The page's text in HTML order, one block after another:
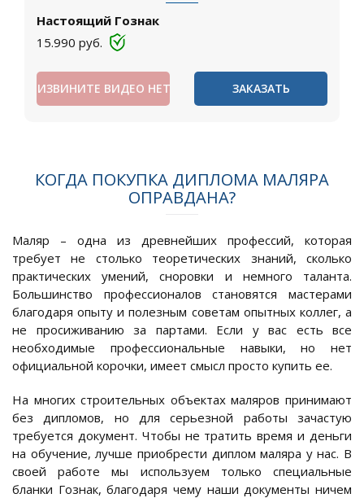
Настоящий Гознак
15.990 руб.
ИЗВИНИТЕ ВИДЕО НЕТ ЗАКАЗАТЬ
КОГДА ПОКУПКА ДИПЛОМА МАЛЯРА
ОПРАВДАНА?
Маляр – одна из древнейших профессий, которая
требует не столько теоретических знаний, сколько
практических умений, сноровки и немного таланта.
Большинство профессионалов становятся мастерами
благодаря опыту и полезным советам опытных коллег, а
не просиживанию за партами. Если у вас есть все
необходимые профессиональные навыки, но нет
официальной корочки, имеет смысл просто купить ее.
На многих строительных объектах маляров принимают
без дипломов, но для серьезной работы зачастую
требуется документ. Чтобы не тратить время и деньги
на обучение, лучше приобрести диплом маляра у нас. В
своей работе мы используем только специальные
бланки Гознак, благодаря чему наши документы ничем